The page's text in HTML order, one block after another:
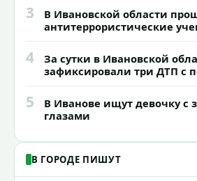
3
В Ивановской области
антитеррористические
4
За сутки в Ивановской
зафиксировали три ДТП с
5
В Иванове ищут девочку с
глазами
В ГОРОДЕ ПИШУТ